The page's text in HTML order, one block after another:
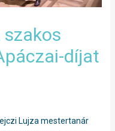
szakos
díjat
Lujza mestertanár